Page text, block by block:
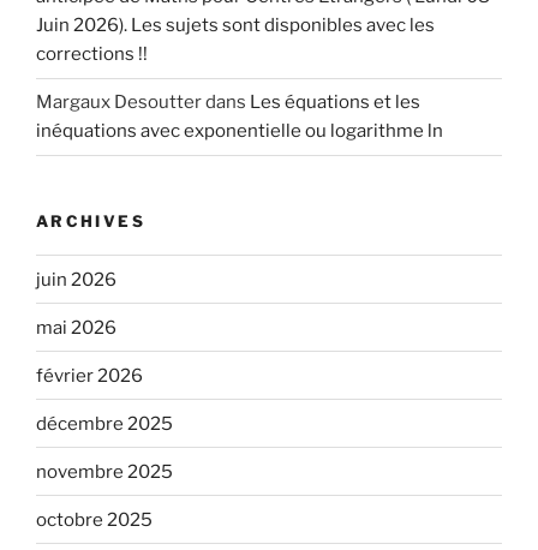
Juin 2026). Les sujets sont disponibles avec les
corrections !!
Margaux Desoutterdans Les équations et les
inéquations avec exponentielle ou logarithme ln
ARCHIVES
juin 2026
mai 2026
février 2026
décembre 2025
novembre 2025
octobre 2025